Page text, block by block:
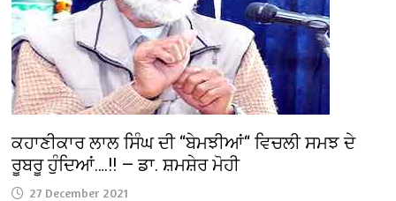
ਕਹਾਣੀਕਾਰ ਲਾਲ ਸਿੰਘ ਦੀ “ਬੇਮਝੀਆਂ“ ਵਿਚਲੀ ਸਮਝ ਦੇ
ਰੂਬਰੂ ਹੁੰਦਿਆਂ….!! — ਡਾ. ਸ਼ਮਸ਼ੇਰ ਮੋਹੀ
27 December 2021